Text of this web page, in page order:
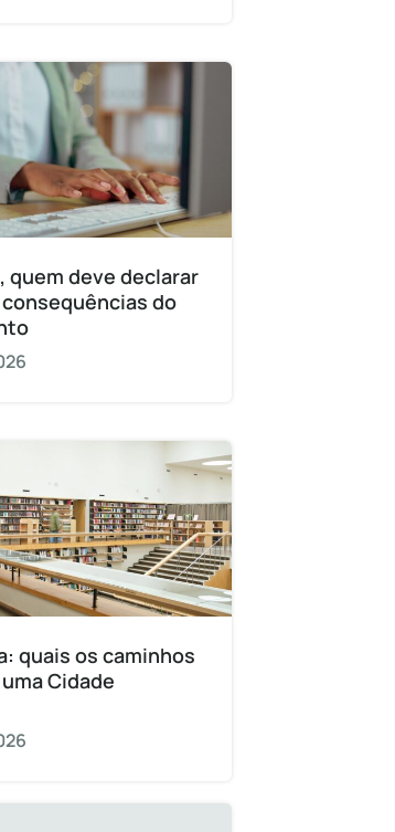
quem deve declarar
do
quais os caminhos
Cidade